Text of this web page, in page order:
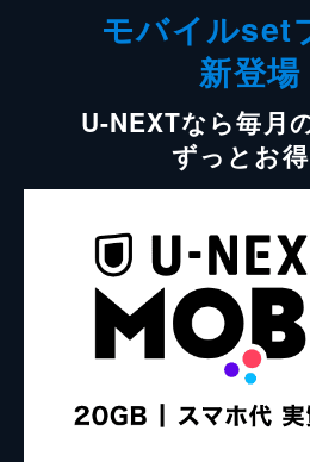
モバイルset
新登場
U-NEXTなら毎月
ずっとお得